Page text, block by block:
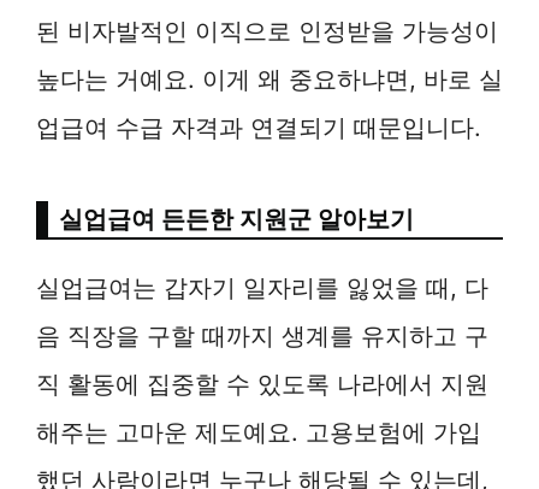
된 비자발적인 이직으로 인정받을 가능성이
높다는 거예요. 이게 왜 중요하냐면, 바로 실
업급여 수급 자격과 연결되기 때문입니다.
실업급여 든든한 지원군 알아보기
실업급여는 갑자기 일자리를 잃었을 때, 다
음 직장을 구할 때까지 생계를 유지하고 구
직 활동에 집중할 수 있도록 나라에서 지원
해주는 고마운 제도예요. 고용보험에 가입
했던 사람이라면 누구나 해당될 수 있는데,